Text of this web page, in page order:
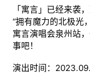
「寓言」已经来袭
“拥有魔力的北极光
寓言演唱会泉州站
事吧！
演出时间：